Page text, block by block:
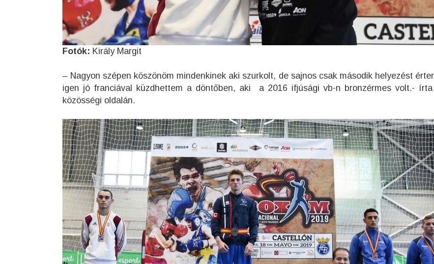
Fotók: Király Margit
– Nagyon szépen köszönöm mindenkinek aki szurkolt, de sajnos csak második helyezést
igen jó franciával küzdhettem a döntőben, aki a 2016 ifjúsági vb-n bronzérmes volt.-
közösségi oldalán.